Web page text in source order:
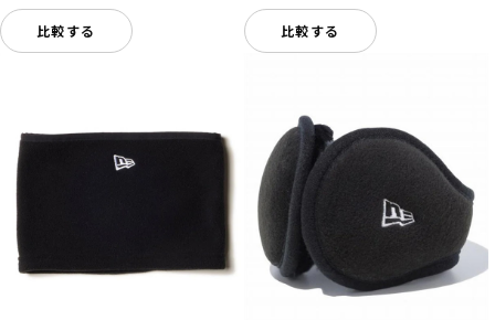
比較する 比較する